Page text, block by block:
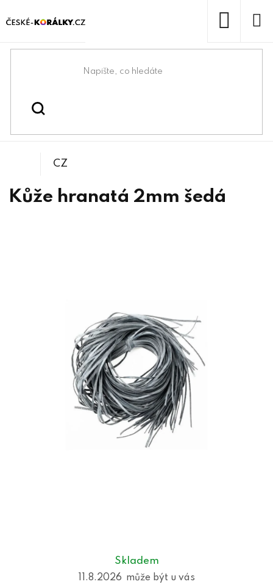
na
Domů
Návlekový materiál
Skladem
11.8.2026
Kůže hranatá 2mm šedá
CZ